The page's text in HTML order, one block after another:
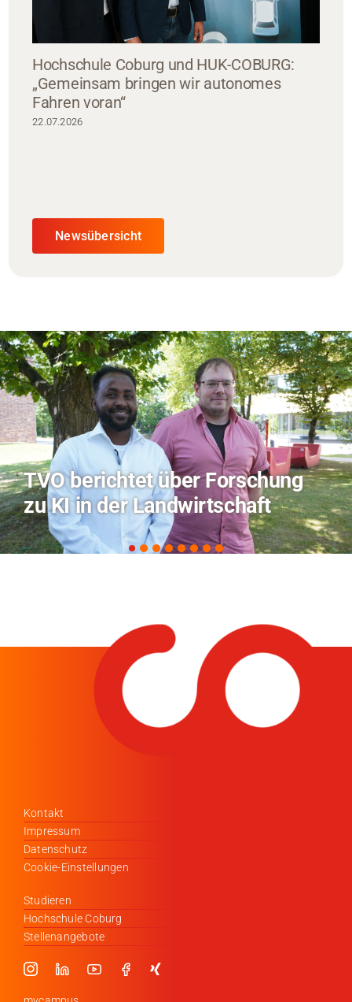
Hochschule Coburg und HUK-COBURG:
„Gemeinsam bringen wir autonomes
Fahren voran“
22.07.2026
Newsübersicht
Hitze-Aktionstag: Hochschule
Coburg im Radio Bamberg
Kontakt
Impressum
Datenschutz
Cookie-Einstellungen
Studieren
Hochschule Coburg
Stellenangebote